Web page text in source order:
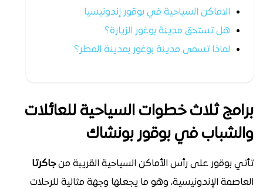
الاماكن السياحية في بوقور إندونيسيا
هل تستحق مدينة بوغور الزيارة؟
لماذا تسمى مدينة بوغور بمدينة المطر؟
برامج ثلاث خطوات السياحية للعائلات
والشباب في بوقور بونشاك
تأتي بوقور على رأس الأماكن السياحية القريبة منجاكرتا
العاصمة الإندونيسية، وهو ما يجعلها وجهة مثالية للرحلات